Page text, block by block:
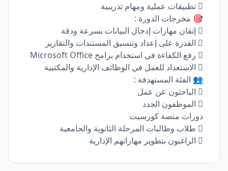
 تطبيقات عملية ومهام تدريبية
🎯 مخرجات الدورة :
 إتقان مهارات إدخال البيانات بسرعة ودقة
 القدرة على إعداد وتنسيق المستندات والتقارير
 رفع الكفاءة في استخدام برامج Microsoft Office
 الاستعداد للعمل في الوظائف الإدارية والمكتبية
👥 الفئة المستهدفة :
 الباحثون عن عمل
 الموظفون الجدد
دورات منصة كورسيت
 طلاب وطالبات المرحلة الثانوية والجامعية
 الراغبون بتطوير مهاراتهم الإدارية